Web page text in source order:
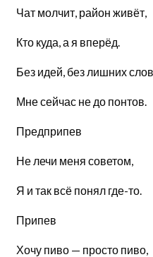
Чат молчит, район живёт,
Кто куда, а я вперёд.
Без идей, без лишних
Мне сейчас не до понтов.
Предприпев
Не лечи меня советом,
Я и так всё понял где-то.
Припев
Хочу пиво — просто пиво,